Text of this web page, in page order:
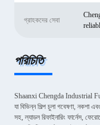
গ্রাহকদের সেবা
পরিচিতি
Shaanxi Chengda Industrial
যা বিভিন্ন শিল্প চুলা গবেষণা, নকশা
সহ, ল্যাডল রিফাইনারিং ফার্নেস,